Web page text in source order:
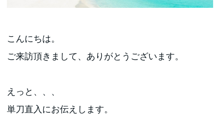
こんにちは。
ご来訪頂きまして、ありがとうございます。
えっと、、、
単刀直入にお伝えします。